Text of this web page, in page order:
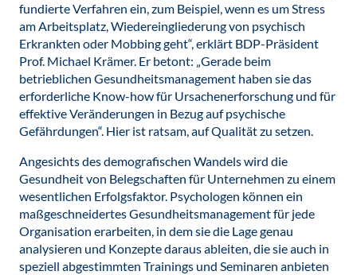
fundierte Verfahren ein, zum Beispiel, wenn es um Stress
am Arbeitsplatz, Wiedereingliederung von psychisch
Erkrankten oder Mobbing geht“, erklärt BDP-Präsident
Prof. Michael Krämer. Er betont: „Gerade beim
betrieblichen Gesundheitsmanagement haben sie das
erforderliche Know-how für Ursachenerforschung und für
effektive Veränderungen in Bezug auf psychische
Gefährdungen“. Hier ist ratsam, auf Qualität zu setzen.
Angesichts des demografischen Wandels wird die
Gesundheit von Belegschaften für Unternehmen zu einem
wesentlichen Erfolgsfaktor. Psychologen können ein
maßgeschneidertes Gesundheitsmanagement für jede
Organisation erarbeiten, in dem sie die Lage genau
analysieren und Konzepte daraus ableiten, die sie auch in
speziell abgestimmten Trainings und Seminaren anbieten